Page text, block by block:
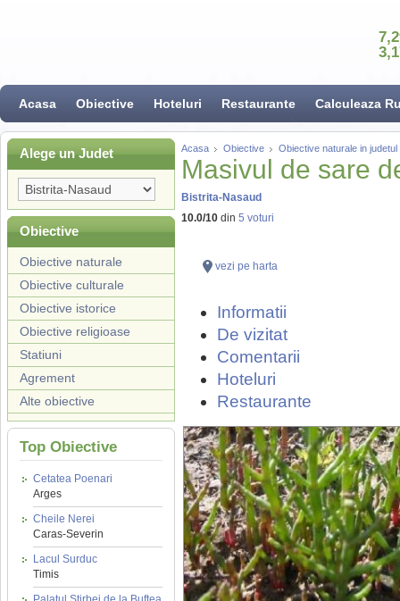
Acasa Obiective Hoteluri Restaurante Calculeaza
Alege un Judet
Obiective
Obiective naturale
Obiective culturale
Obiective istorice
Obiective religioase
Statiuni
Agrement
Alte obiective
Top Obiective
Cetatea Poenari
Arges
Cheile Nerei
Caras-Severin
Lacul Surduc
Timis
Acasa Obiective Obiective naturale in
Masivul de sare
Bistrita-Nasaud
10.0/10 din 5 voturi
vezi pe harta
Informatii
De vizitat
Comentarii
Hoteluri
Restaurante